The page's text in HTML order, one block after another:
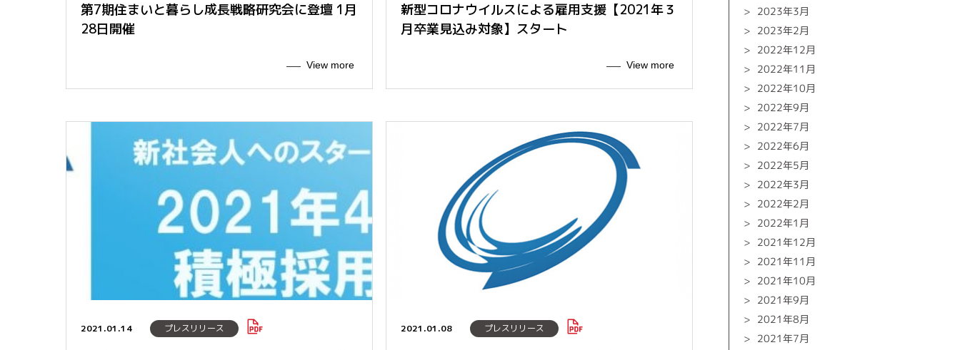
第7期住まいと暮らし成長戦略研究会に登壇 1月
28日開催
View more
新型コロナウイルスによる雇用支援【2021年３
月卒業見込み対象】スタート
View more
2021.01.14 プレスリリース 2021.01.08 プレスリリース
2023年3月
2023年2月
2022年12月
2022年11月
2022年10月
2022年9月
2022年7月
2022年6月
2022年5月
2022年3月
2022年2月
2022年1月
2021年12月
2021年11月
2021年10月
2021年9月
2021年8月
2021年7月